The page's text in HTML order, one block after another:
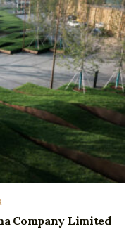
Company Limited